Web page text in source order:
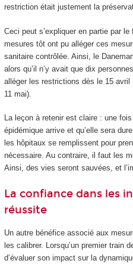
restriction était justement la
Ceci peut s’expliquer en partie par
mesures tôt ont pu alléger ces
sanitaire contrôlée. Ainsi, le
alors qu’il n’y avait que dix
alléger les restrictions dès le 15
11 mai).
La leçon à retenir est claire : une
épidémique arrive et qu’elle sera
les hôpitaux se remplissent pour
nécessaire. Au contraire, il faut les
Ainsi, des vies seront sauvées, et
La confiance dans les
réussite
Un autre bénéfice associé aux
les calibrer. Lorsqu’un premier train
d’évaluer son impact sur la